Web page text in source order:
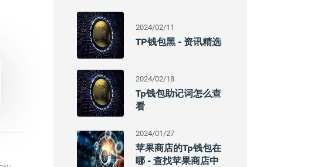
2024/02/11
TP钱包黑 - 资讯精选
2024/02/18
Tp钱包助记词怎么查
看
2024/01/27
苹果商店的tp钱包在
哪 - 查找苹果商店中